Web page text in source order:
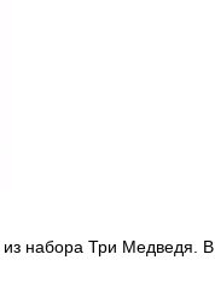
из набора Три Медведя. В